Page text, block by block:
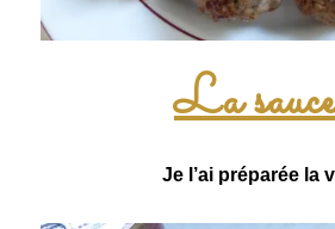
La
Je l’ai préparée la